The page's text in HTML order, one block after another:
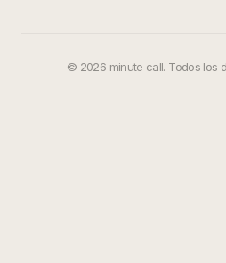
© 2026 minute call. Todos los